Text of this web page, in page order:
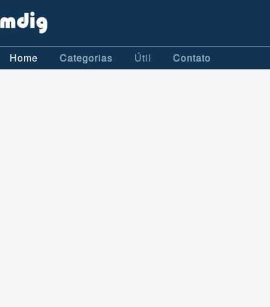
Home Categorias Útil Contato